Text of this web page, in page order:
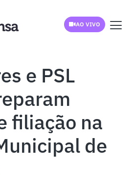
AO VIVO
e PSL
filiação na
de